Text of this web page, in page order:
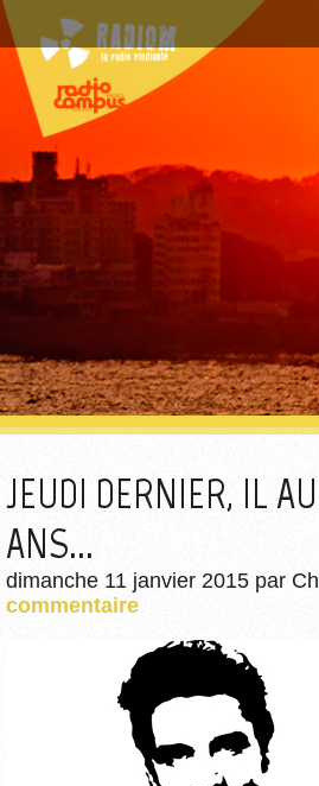
JEUDI DERNIER, IL
ANS...
dimanche 11 janvier 2015 par
commentaire